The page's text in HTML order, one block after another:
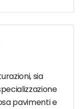
sia
pavimenti e